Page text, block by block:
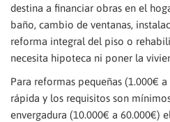
destina a financiar obras en el
baño, cambio de ventanas,
reforma integral del piso o
necesita hipoteca ni poner la
Para reformas pequeñas (1.000€
rápida y los requisitos son
envergadura (10.000€ a 60.000€)